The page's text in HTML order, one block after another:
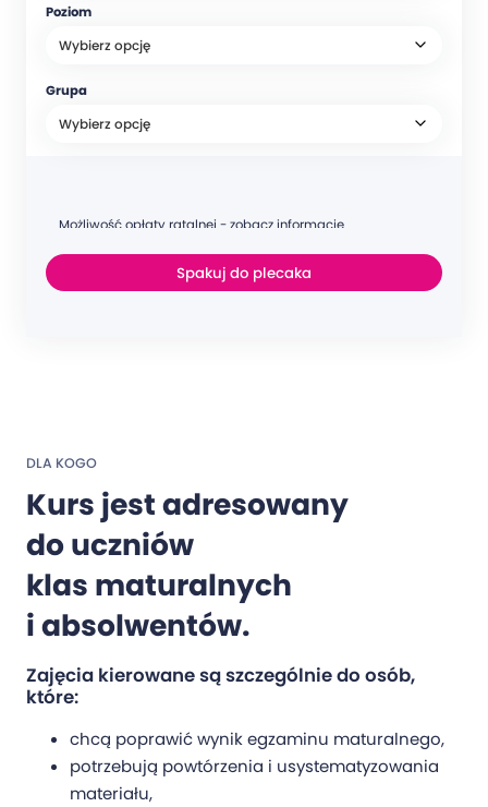
Poziom
Grupa
Możliwość opłaty ratalnej - zobacz informacje
Spakuj do plecaka
DLA KOGO
Kurs jest adresowany
do uczniów
klas maturalnych
i absolwentów.
Zajęcia kierowane są szczególnie do osób,
które:
chcą poprawić wynik egzaminu maturalnego,
potrzebują powtórzenia i usystematyzowania
materiału,